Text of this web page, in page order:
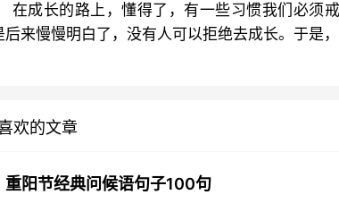
在成长的路上，懂得了，有一些习惯我们必须
后来慢慢明白了，没有人可以拒绝去成长。于是
欢的文章
重阳节经典问候语句子100句